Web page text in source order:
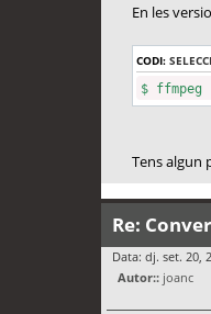
En les
CODI:
$
Tens algun
Re:
Data: dj. set. 20,
Autor:: joanc